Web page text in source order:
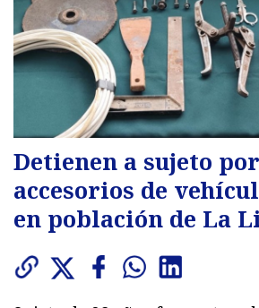
Detienen a sujeto
accesorios de
en población de La